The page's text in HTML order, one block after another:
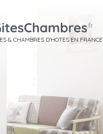
& CHAMBRES D'HOTES EN FRANCE